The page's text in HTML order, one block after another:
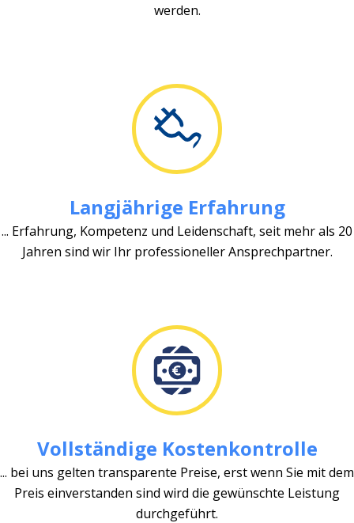
werden.
Langjährige Erfahrung
... Erfahrung, Kompetenz und Leidenschaft, seit mehr als 20
Jahren sind wir Ihr professioneller Ansprechpartner.
Vollständige Kostenkontrolle
... bei uns gelten transparente Preise, erst wenn Sie mit dem
Preis einverstanden sind wird die gewünschte Leistung
durchgeführt.